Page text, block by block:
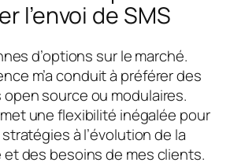
l’envoi de SMS
d’options sur le marché.
m’a conduit à préférer des
source ou modulaires.
une flexibilité inégalée pour
à l’évolution de la
des besoins de mes clients.